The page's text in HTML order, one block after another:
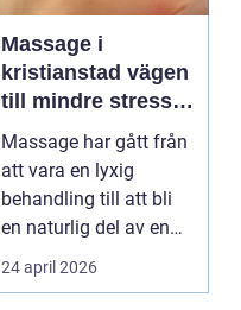
Massage i
kristianstad vägen
till mindre stress
och mer energi i
vardagen
Massage har gått från
att vara en lyxig
behandling till att bli
en naturlig del av en
hållbar livsst...
24 april 2026